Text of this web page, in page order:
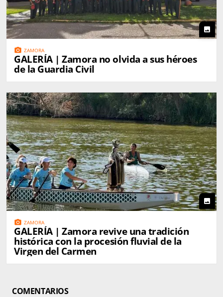
photo
photo_camera ZAMORA
GALERÍA | Zamora no olvida a sus héroes
de la Guardia Civil
photo
photo_camera ZAMORA
GALERÍA | Zamora revive una tradición
histórica con la procesión fluvial de la
Virgen del Carmen
COMENTARIOS